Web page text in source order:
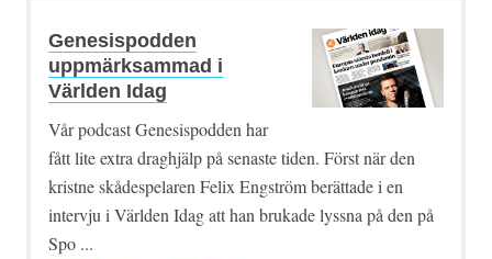
Genesispodden
uppmärksammad i
Världen Idag
Vår podcast Genesispodden har
fått lite extra draghjälp på senaste tiden. Först när den
kristne skådespelaren Felix Engström berättade i en
intervju i Världen Idag att han brukade lyssna på den på
Spo ...